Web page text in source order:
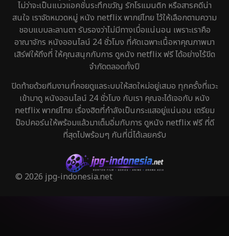
ไม่ว่าจะเป็นแนวแอคชั่นระทึกขวัญ รักโรแมนติก หรือสารคดีน่า
สนใจ เราจัดหมวดหมู่ หนัง netflix พากย์ไทย ไว้ให้เลือกตามความ
ชอบแบบละลานตา รับรองว่าไม่มีทางเบื่อแน่นอน เพราะเราคือ
อาณาจักร หนังออนไลน์ 24 ชั่วโมง ที่คัดเฉพาะเนื้อหาคุณภาพมา
เสิร์ฟให้ถึงที่ ให้คุณสนุกกับการ ดูหนัง netflix ฟรี ได้อย่างไร้ขีด
จำกัดตลอดทั้งปี
ปิดท้ายด้วยทีมงานที่คอยดูแลระบบให้สดใหม่อยู่เสมอ ทุกครั้งที่แวะ
เข้ามาดู หนังออนไลน์ 24 ชั่วโมง กับเรา คุณจะได้เจอกับ หนัง
netflix พากย์ไทย เรื่องฮิตที่กำลังเป็นกระแสอยู่แน่นอน เตรียม
ป๊อปคอร์นให้พร้อมแล้วมาเต็มอิ่มกับการ ดูหนัง netflix ฟรี ที่ดี
ที่สุดไปพร้อมๆ กันที่นี่ได้เลยครับ
© 2026 jpg-indonesia.net